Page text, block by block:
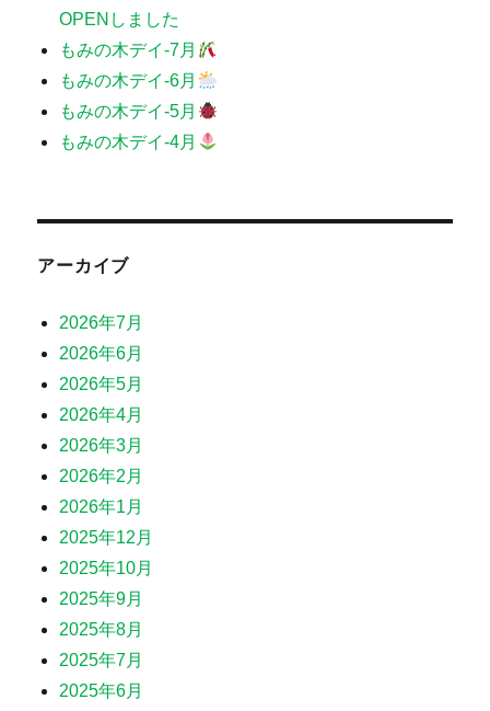
OPENしました
もみの木デイ-7月
もみの木デイ-6月
もみの木デイ-5月
もみの木デイ-4月
アーカイブ
2026年7月
2026年6月
2026年5月
2026年4月
2026年3月
2026年2月
2026年1月
2025年12月
2025年10月
2025年9月
2025年8月
2025年7月
2025年6月